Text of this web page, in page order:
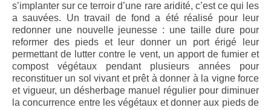
Le Secret des Marchands, Côtes Catalanes
rouge sec 2017
Vins doux vintage
Le Secret des Marchands, AOP Maury rouge
doux 2010
Le Secret des Marchands, AOP Maury rouge
s’implanter sur ce terroir d’une rare aridité, c’est ce qui les
a sauvées. Un travail de fond a été réalisé pour leur
redonner une nouvelle jeunesse : une taille dure pour
reformer des pieds et leur donner un port érigé leur
permettant de lutter contre le vent, un apport de fumier et
compost végétaux pendant plusieurs années pour
reconstituer un sol vivant et prêt à donner à la vigne force
et vigueur, un désherbage manuel régulier pour diminuer
la concurrence entre les végétaux et donner aux pieds de